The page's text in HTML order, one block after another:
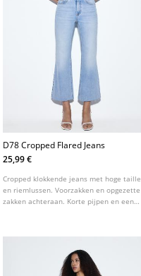
D78 Cropped Flared Jeans
25,99 €
Cropped klokkende jeans met hoge taille
en riemlussen. Voorzakken en opgezette
zakken achteraan. Korte pijpen en een
verschillende kleuren.